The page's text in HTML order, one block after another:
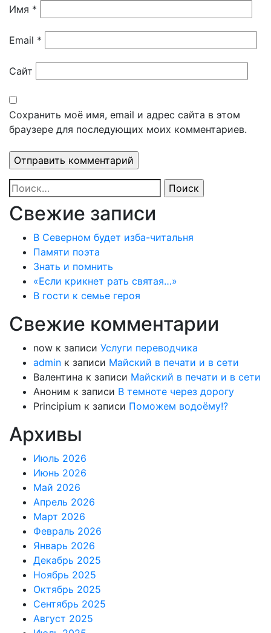
Имя *
Email *
Сайт
Сохранить моё имя, email и адрес сайта в этом
браузере для последующих моих комментариев.
Найти:
Свежие записи
В Северном будет изба-читальня
Памяти поэта
Знать и помнить
«Если крикнет рать святая…»
В гости к семье героя
Свежие комментарии
now к записи Услуги переводчика
admin к записи Майский в печати и в сети
Валентина к записи Майский в печати и в сети
Аноним к записи В темноте через дорогу
Principium к записи Поможем водоёму!?
Архивы
Июль 2026
Июнь 2026
Май 2026
Апрель 2026
Март 2026
Февраль 2026
Январь 2026
Декабрь 2025
Ноябрь 2025
Октябрь 2025
Сентябрь 2025
Август 2025